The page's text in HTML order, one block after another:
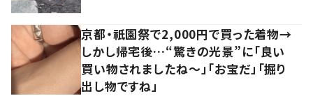
京都・祇園祭で2,000円で買った着物→
しかし帰宅後…“驚きの光景”に「良い
買い物されましたね～」「お宝だ」「掘り
出し物ですね」